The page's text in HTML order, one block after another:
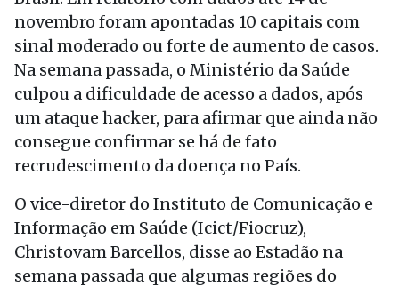
novembro foram apontadas 10 capitais com
sinal moderado ou forte de aumento de casos.
Na semana passada, o Ministério da Saúde
culpou a dificuldade de acesso a dados, após
um ataque hacker, para afirmar que ainda não
consegue confirmar se há de fato
recrudescimento da doença no País.
O vice-diretor do Instituto de Comunicação e
Informação em Saúde (Icict/Fiocruz),
Christovam Barcellos, disse ao Estadão na
semana passada que algumas regiões do